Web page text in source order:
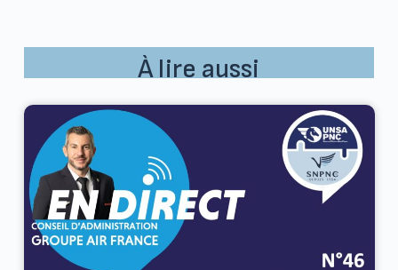
À lire aussi